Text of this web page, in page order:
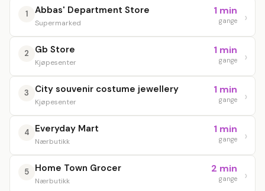
1 Abbas' Department Store
Supermarked
1 min
gange
2 Gb Store
Kjøpesenter
1 min
gange
3 City souvenir costume jewellery
Kjøpesenter
1 min
gange
4 Everyday Mart
Nærbutikk
1 min
gange
5 Home Town Grocer
Nærbutikk
2 min
gange